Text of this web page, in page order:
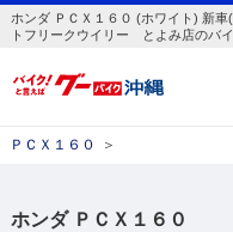
ホンダ ＰＣＸ１６０ (ホワイト) 新
トフリークウイリー とよみ店のバ
ＰＣＸ１６０ ＞
ホンダ ＰＣＸ１６０